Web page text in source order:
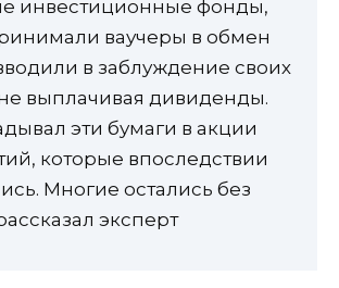
инвестиционные фонды,
ваучеры в обмен
в заблуждение своих
выплачивая дивиденды.
эти бумаги в акции
которые впоследствии
Многие остались без
эксперт